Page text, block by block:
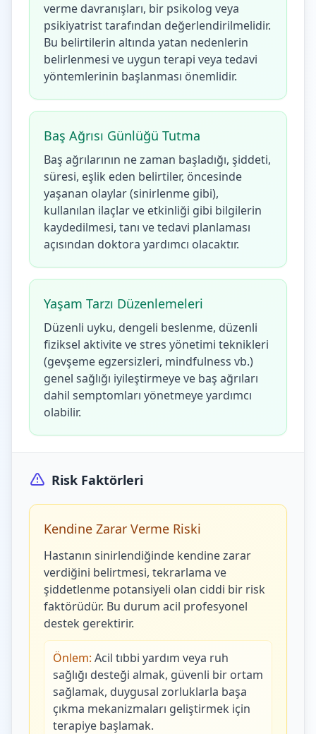
verme davranışları, bir psikolog veya
psikiyatrist tarafından değerlendirilmelidir.
Bu belirtilerin altında yatan nedenlerin
belirlenmesi ve uygun terapi veya tedavi
yöntemlerinin başlanması önemlidir.
Baş Ağrısı Günlüğü Tutma
Baş ağrılarının ne zaman başladığı, şiddeti,
süresi, eşlik eden belirtiler, öncesinde
yaşanan olaylar (sinirlenme gibi),
kullanılan ilaçlar ve etkinliği gibi bilgilerin
kaydedilmesi, tanı ve tedavi planlaması
açısından doktora yardımcı olacaktır.
Yaşam Tarzı Düzenlemeleri
Düzenli uyku, dengeli beslenme, düzenli
fiziksel aktivite ve stres yönetimi teknikleri
(gevşeme egzersizleri, mindfulness vb.)
genel sağlığı iyileştirmeye ve baş ağrıları
dahil semptomları yönetmeye yardımcı
olabilir.
Risk Faktörleri
Kendine Zarar Verme Riski
Hastanın sinirlendiğinde kendine zarar
verdiğini belirtmesi, tekrarlama ve
şiddetlenme potansiyeli olan ciddi bir risk
faktörüdür. Bu durum acil profesyonel
destek gerektirir.
Önlem: Acil tıbbi yardım veya ruh
sağlığı desteği almak, güvenli bir ortam
sağlamak, duygusal zorluklarla başa
çıkma mekanizmaları geliştirmek için
terapiye başlamak.